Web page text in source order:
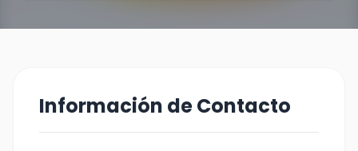
Información de Contacto